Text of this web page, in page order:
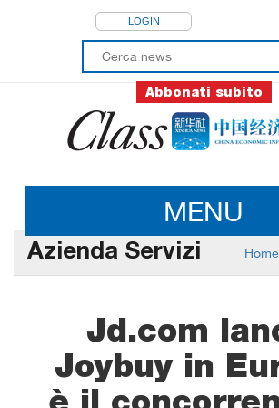
LOGIN
Abbonati subito
MENU
Azienda Servizi Home
Jd.com
Joybuy in